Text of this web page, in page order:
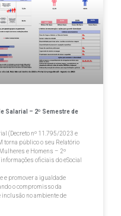
Salarial – 2º Semestre de
(Decreto nº 11.795/2023 e
torna público o seu Relatório
e Homens – 2º
oficiais do eSocial
e promover a igualdade
o compromisso da
no ambiente de